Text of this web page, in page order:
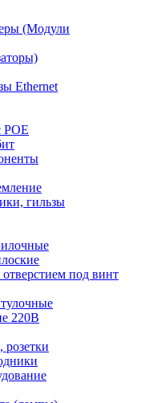
(Модули
Ethernet
POE
гильзы
под винт
220В
розетки